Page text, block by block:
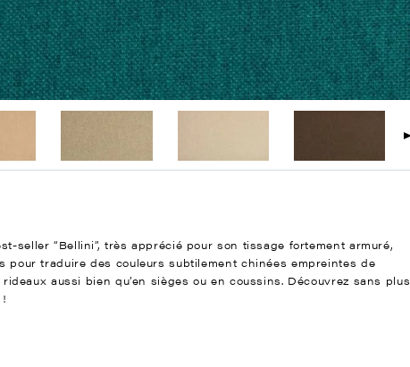
seller “Bellini”, très apprécié pour son tissage fortement armuré,
traduire des couleurs subtilement chinées empreintes de
aussi bien qu’en sièges ou en coussins. Découvrez sans plus